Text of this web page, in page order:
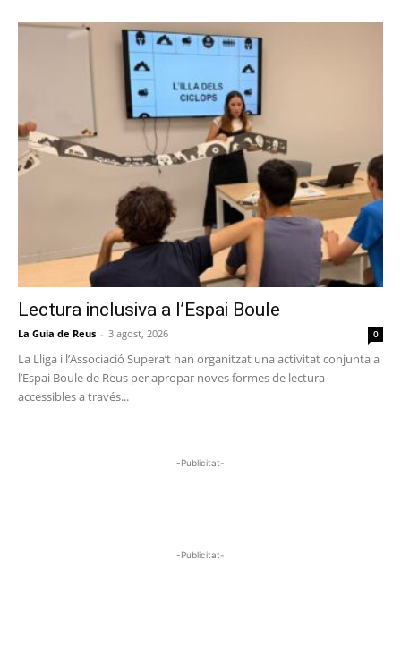
Lectura inclusiva a l’Espai Boule
La Guia de Reus - 3 agost, 2026 0
La Lliga i l’Associació Supera’t han organitzat una activitat conjunta a
l’Espai Boule de Reus per apropar noves formes de lectura
accessibles a través...
-Publicitat-
-Publicitat-